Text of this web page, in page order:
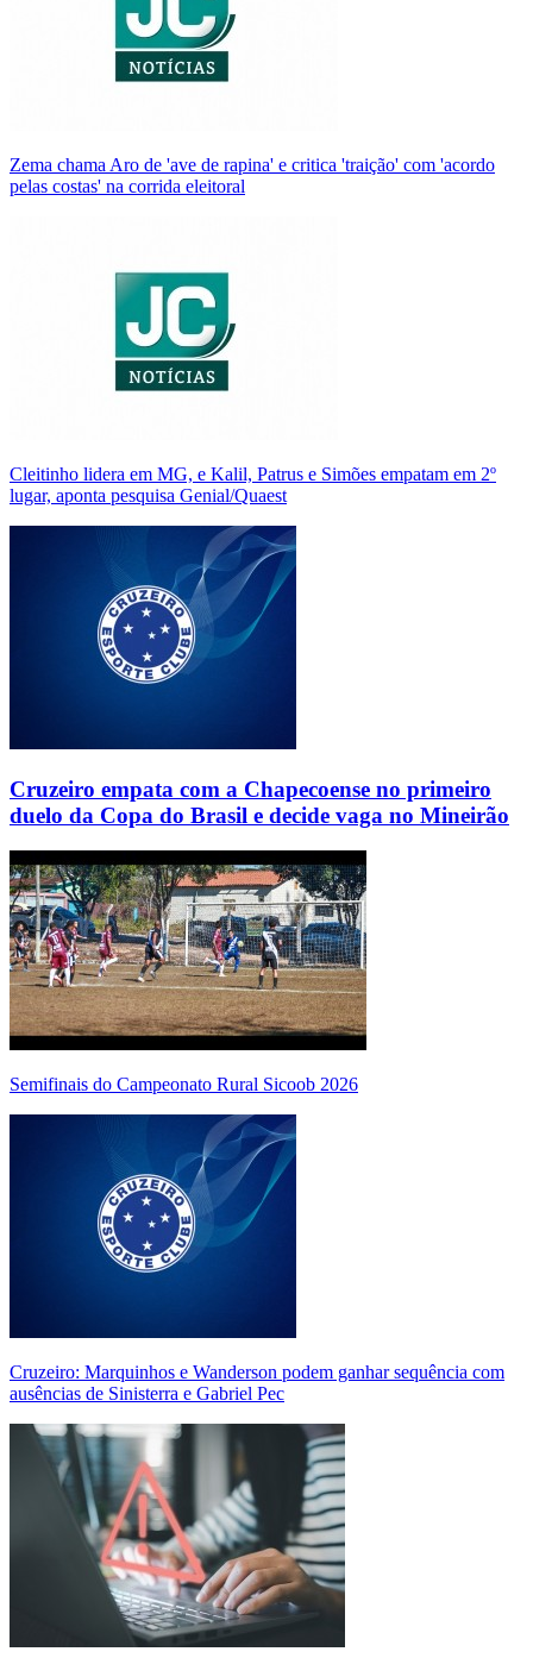
Zema chama Aro de 'ave de rapina' e critica 'traição' com 'acordo
pelas costas' na corrida eleitoral
Cleitinho lidera em MG, e Kalil, Patrus e Simões empatam em 2º
lugar, aponta pesquisa Genial/Quaest
Cruzeiro empata com a Chapecoense no primeiro
duelo da Copa do Brasil e decide vaga no Mineirão
Semifinais do Campeonato Rural Sicoob 2026
Cruzeiro: Marquinhos e Wanderson podem ganhar sequência com
ausências de Sinisterra e Gabriel Pec